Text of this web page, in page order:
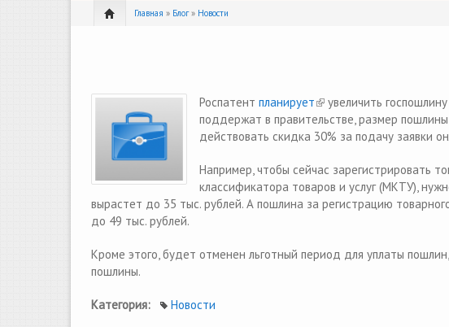
Главная » Блог» Новости
Роспатент планирует(link is external)
увеличить
поддержат в правительстве, размер
действовать скидка 30% за подачу заявки
Например, чтобы сейчас зарегистрировать
классификатора товаров и услуг (МКТУ),
вырастет до 35 тыс. рублей. А пошлина за регистрацию
до 49 тыс. рублей.
Кроме этого, будет отменен льготный период для уплаты
пошлины.
Категория: Новости